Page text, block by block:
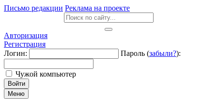
Письмо редакции Реклама на проекте
Авторизация
Регистрация
Логин:
Пароль (забыли?):
Чужой компьютер
Войти
Меню